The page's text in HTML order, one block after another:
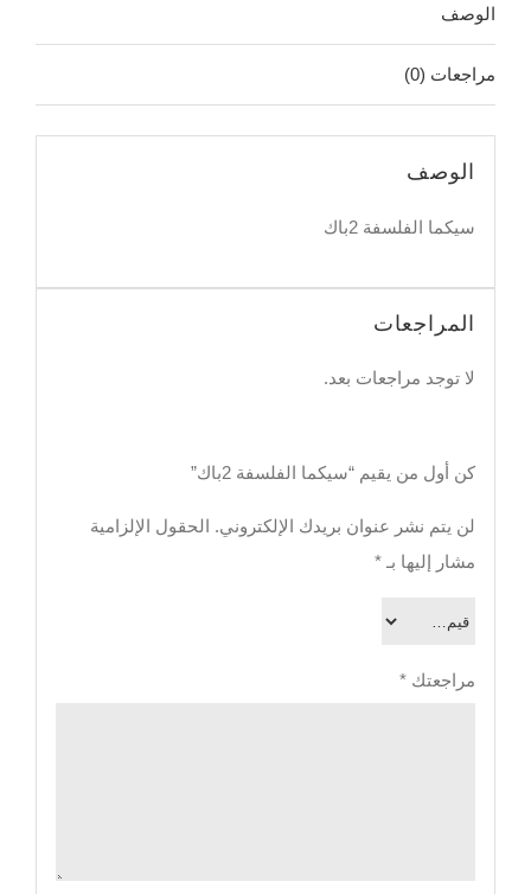
الوصف
مراجعات (0)
الوصف
سيكما الفلسفة 2باك
المراجعات
لا توجد مراجعات بعد.
كن أول من يقيم “سيكما الفلسفة 2باك”
لن يتم نشر عنوان بريدك الإلكتروني.
الحقول الإلزامية
مشار إليها بـ *
مراجعتك *